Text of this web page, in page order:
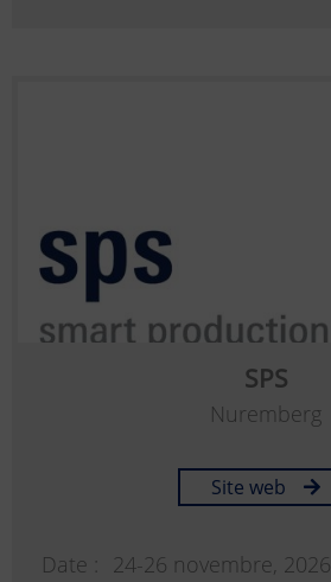
SPS
Nuremberg
Site web
Date : 24-26 novembre, 2026